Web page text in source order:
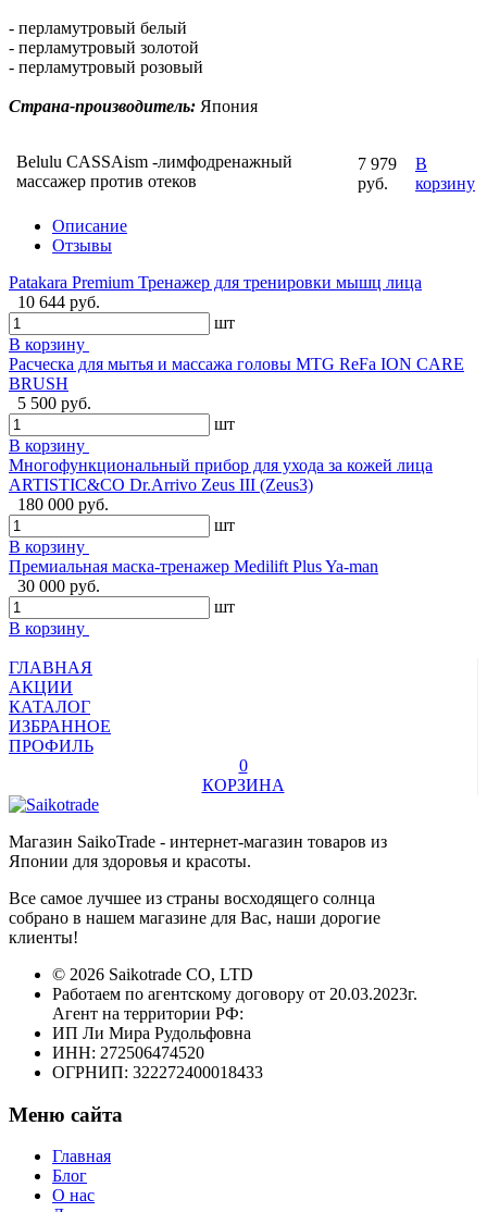
- перламутровый белый
- перламутровый золотой
- перламутровый розовый
Страна-производитель: Япония
Belulu CASSAism -лимфодренажный
массажер против отеков
7 979
руб.
В
корзину
Описание
Отзывы
Patakara Premium Тренажер для тренировки мышц лица
10 644 руб.
шт
В корзину
Расческа для мытья и массажа головы MTG ReFa ION CARE
BRUSH
5 500 руб.
шт
В корзину
Многофункциональный прибор для ухода за кожей лица
ARTISTIC&CO Dr.Arrivo Zeus III (Zeus3)
180 000 руб.
шт
В корзину
Премиальная маска-тренажер Medilift Plus Ya-man
30 000 руб.
шт
В корзину
ГЛАВНАЯ
АКЦИИ
КАТАЛОГ
ИЗБРАННОЕ
ПРОФИЛЬ
0
КОРЗИНА
Магазин SaikoTrade - интернет-магазин товаров из
Японии для здоровья и красоты.
Все самое лучшее из страны восходящего солнца
собрано в нашем магазине для Вас, наши дорогие
клиенты!
© 2026 Saikotrade CO, LTD
Работаем по агентскому договору от 20.03.2023г.
Агент на территории РФ:
ИП Ли Мира Рудольфовна
ИНН: 272506474520
ОГРНИП: 322272400018433
Меню сайта
Главная
Блог
О нас